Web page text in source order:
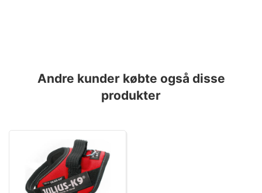
Andre kunder købte også disse
produkter